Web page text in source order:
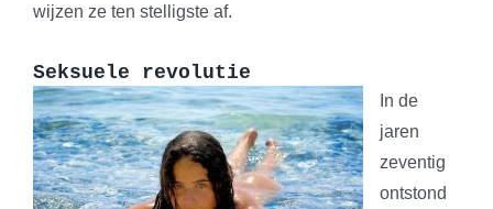
wijzen ze ten stelligste af.
Seksuele revolutie
In de
jaren
zeventig
ontstond